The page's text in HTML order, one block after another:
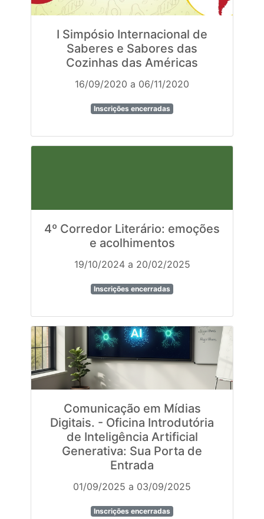
I Simpósio Internacional de
Saberes e Sabores das
Cozinhas das Américas
16/09/2020 a 06/11/2020
Inscrições encerradas
4º Corredor Literário: emoções
e acolhimentos
19/10/2024 a 20/02/2025
Inscrições encerradas
Comunicação em Mídias
Digitais. - Oficina Introdutória
de Inteligência Artificial
Generativa: Sua Porta de
Entrada
01/09/2025 a 03/09/2025
Inscrições encerradas